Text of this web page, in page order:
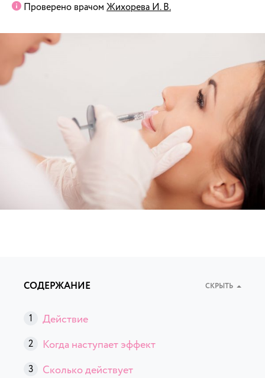
Проверено врачом Жихорева И. В.
СОДЕРЖАНИЕ СКРЫТЬ
Действие
Когда наступает эффект
Сколько действует